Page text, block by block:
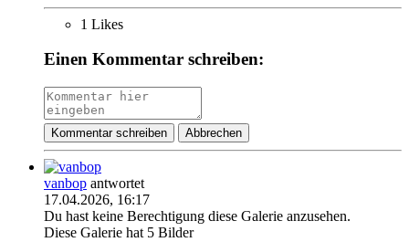
1 Likes
Einen Kommentar schreiben:
Kommentar schreiben Abbrechen
vanbop antwortet
17.04.2026, 16:17
Du hast keine Berechtigung diese Galerie anzusehen.
Diese Galerie hat 5 Bilder